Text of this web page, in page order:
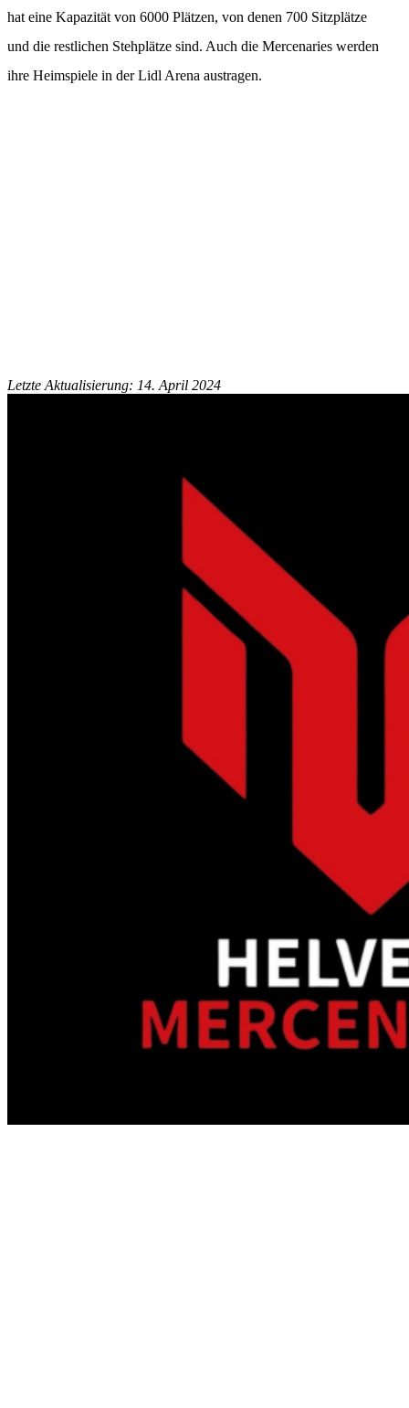
hat eine Kapazität von 6000 Plätzen, von denen 700 Sitzplätze
und die restlichen Stehplätze sind. Auch die Mercenaries werden
ihre Heimspiele in der Lidl Arena austragen.
Letzte Aktualisierung: 14. April 2024